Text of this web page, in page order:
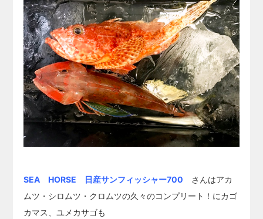
SEA HORSE 日産サンフィッシャー700 さんはアカ
ムツ・シロムツ・クロムツの久々のコンプリート！にカゴ
カマス、ユメカサゴも